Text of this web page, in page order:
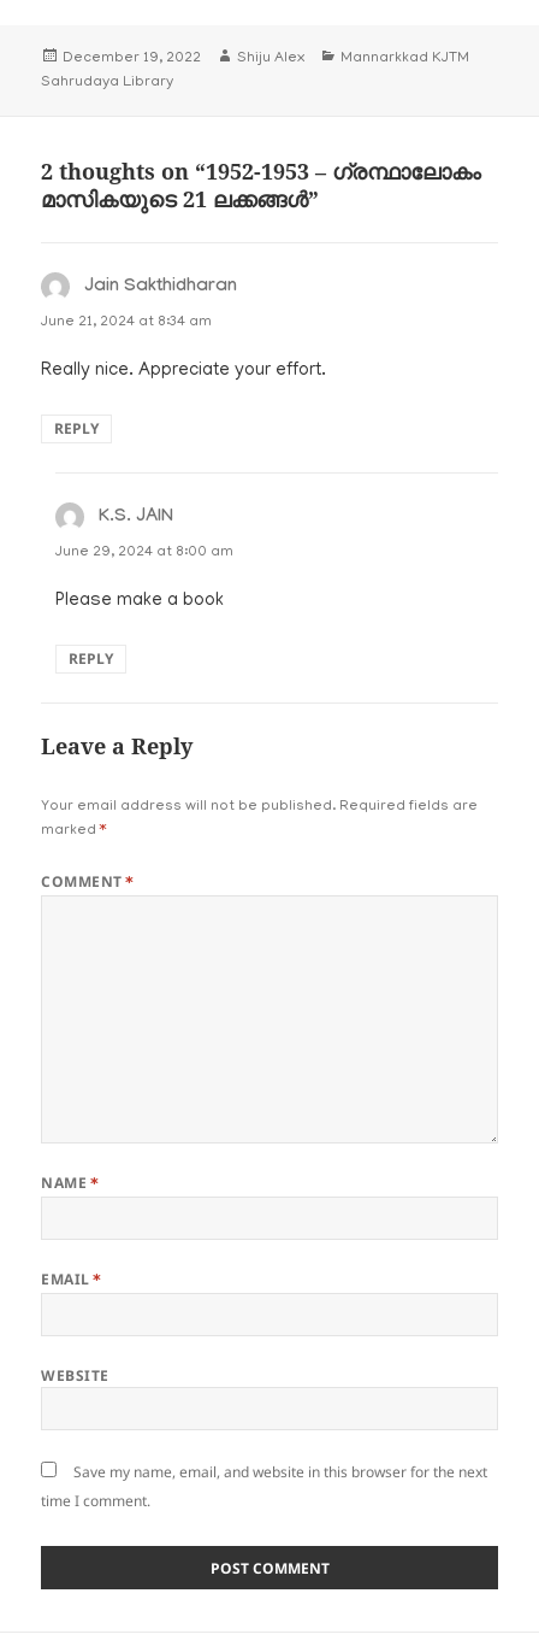
Posted
on
December 19, 2022 Author
Shiju Alex Categories
Mannarkkad KJTM
Sahrudaya Library
2 thoughts on “1952-1953 – ഗ്രന്ഥാലോകം
മാസികയുടെ 21 ലക്കങ്ങൾ”
Jain Sakthidharan
June 21, 2024 at 8:34 am
Really nice. Appreciate your effort.
REPLY
K.S. JAIN
June 29, 2024 at 8:00 am
Please make a book
REPLY
Leave a Reply
Your email address will not be published. Required fields are
marked*
COMMENT*
NAME*
EMAIL*
WEBSITE
Save my name, email, and website in this browser for the next
time I comment.